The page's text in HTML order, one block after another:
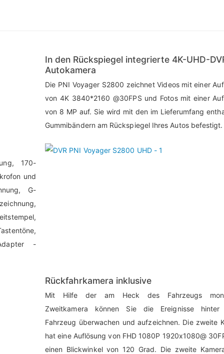
In den Rückspiegel integrierte 4K-UHD-
Autokamera
Die PNI Voyager S2800 zeichnet Videos mit einer
von 4K 3840*2160 @30FPS und Fotos mit einer
von 8 MP auf. Sie wird mit den im Lieferumfang
Gummibändern am Rückspiegel Ihres Autos befestigt.
170-
und
G-
Adapter -
Rückfahrkamera inklusive
Mit Hilfe der am Heck des Fahrzeugs
Zweitkamera können Sie die Ereignisse hinter
Fahrzeug überwachen und aufzeichnen. Die zweite
hat eine Auflösung von FHD 1080P 1920x1080@
einen Blickwinkel von 120 Grad. Die zweite